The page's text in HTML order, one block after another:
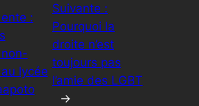
:
lycée
Suivante :
Pourquoi la
droite n’est
toujours pas
l’amie des LGBT
→